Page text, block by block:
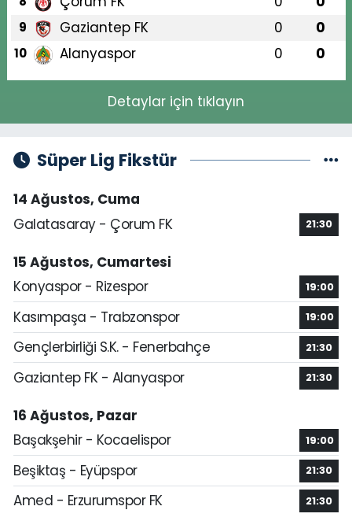
9 Gaziantep FK 0 0
10 Alanyaspor 0 0
Detaylar için tıklayın
Süper Lig Fikstür
14 Ağustos, Cuma
Galatasaray - Çorum FK
21:30
15 Ağustos, Cumartesi
Konyaspor - Rizespor
19:00
Kasımpaşa - Trabzonspor 19:00
Gençlerbirliği S.K. - Fenerbahçe 21:30
Gaziantep FK - Alanyaspor 21:30
16 Ağustos, Pazar
Başakşehir - Kocaelispor
19:00
Beşiktaş - Eyüpspor 21:30
Amed - Erzurumspor FK 21:30